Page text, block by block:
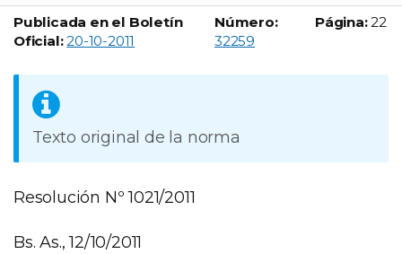
Publicada en el Boletín
Oficial: 20-10-2011
Número:
Boletín Oficial número:
32259
Página: 22
Texto original de la norma
Resolución Nº 1021/2011
Bs. As., 12/10/2011